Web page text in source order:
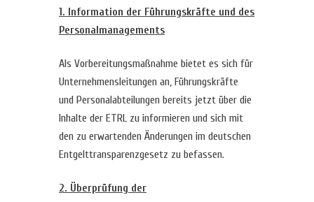
1. Information der Führungskräfte und des
Personalmanagements
Als Vorbereitungsmaßnahme bietet es sich für
Unternehmensleitungen an, Führungskräfte
und Personalabteilungen bereits jetzt über die
Inhalte der ETRL zu informieren und sich mit
den zu erwartenden Änderungen im deutschen
Entgelttransparenzgesetz zu befassen.
2. Überprüfung der